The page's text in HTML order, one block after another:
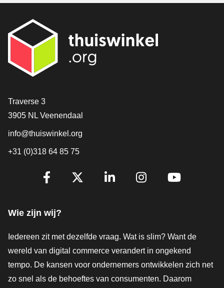
innovatie en (online) consumentenvertrouwen.
Contact
Traverse 3
3905 NL Veenendaal
info@thuiswinkel.org
+31 (0)318 64 85 75
Volg je ons al?
Wie zijn wij?
Iedereen zit met dezelfde vraag. Wat is slim? Want de
wereld van digital commerce verandert in ongekend
tempo. De kansen voor ondernemers ontwikkelen zich net
zo snel als de behoeftes van consumenten. Daarom